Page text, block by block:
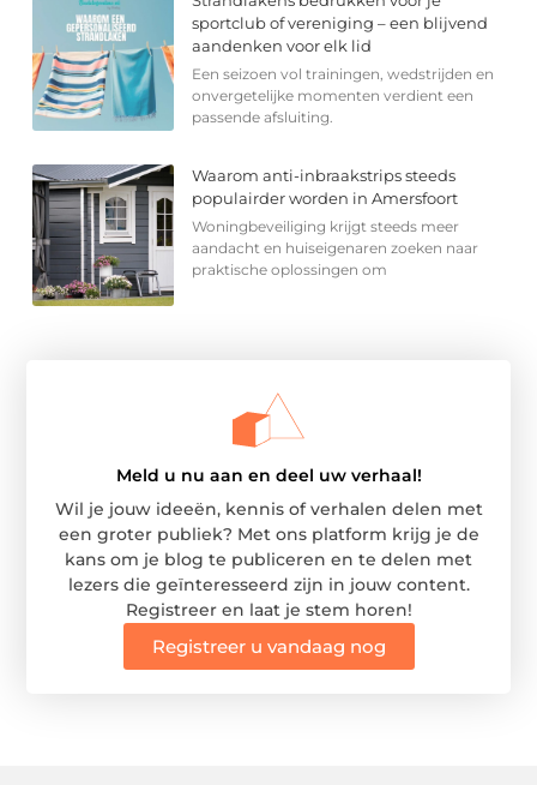
sportclub of vereniging – een blijvend
aandenken voor elk lid
Een seizoen vol trainingen, wedstrijden en
onvergetelijke momenten verdient een
passende afsluiting.
Waarom anti-inbraakstrips steeds
populairder worden in Amersfoort
Woningbeveiliging krijgt steeds meer
aandacht en huiseigenaren zoeken naar
praktische oplossingen om
Meld u nu aan en deel uw verhaal!
Wil je jouw ideeën, kennis of verhalen delen met
een groter publiek? Met ons platform krijg je de
kans om je blog te publiceren en te delen met
lezers die geïnteresseerd zijn in jouw content.
Registreer en laat je stem horen!
Registreer u vandaag nog